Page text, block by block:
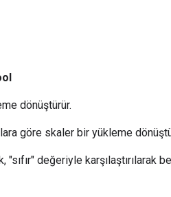
dönüştürür.
göre skaler bir yükleme
değeriyle karşılaştırılarak